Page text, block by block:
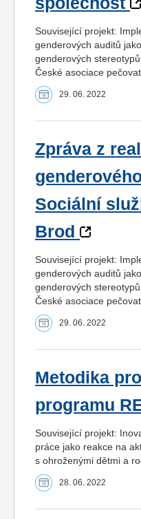
Související projekt:
genderových auditů
genderových
České asociace
29. 06. 2022
Zpráva z
Sociální
Brod
Související projekt:
genderových auditů
genderových
České asociace
29. 06. 2022
Metodika
programu
Související projekt:
práce jako reakce na
s ohroženými dětmi a
28. 06. 2022